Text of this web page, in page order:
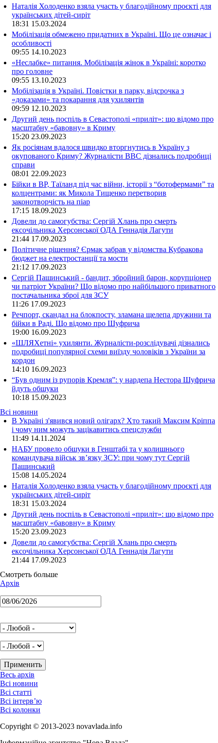
Наталія Холоденко взяла участь у благодійному проєкті для
українських дітей-сиріт
18:31 15.03.2024
Мобілізація обмежено придатних в Україні. Що це означає і
особливості
09:55 14.10.2023
«Неслабке» питання. Мобілізація жінок в Україні: коротко
про головне
09:55 13.10.2023
Мобілізація в Україні. Повістки в парку, відсрочка з
«доказами» та покарання для ухилянтів
09:59 12.10.2023
Другий день поспіль в Севастополі «приліт»: що відомо про
масштабну «бавовну» в Криму
15:20 23.09.2023
Як росіянам вдалося швидко вторгнутись в Україну з
окупованого Криму? Журналісти ВВС дізнались подробиці
справи
08:01 22.09.2023
Бійки в ВР, Таїланд під час війни, історії з “ботофермами” та
колцентрами: як Микола Тищенко перетворив
законотворчість на піар
17:15 18.09.2023
Довели до самогубства: Сергій Хлань про смерть
ексочільника Херсонської ОДА Геннадія Лагути
21:44 17.09.2023
Політичне рішення? Єрмак забрав у відомства Кубракова
бюджет на електростанції та мости
21:12 17.09.2023
Сергій Пашинський - бандит, збройний барон, корупціонер
чи патріот України? Що відомо про найбільшого приватного
постачальника зброї для ЗСУ
11:26 17.09.2023
Речпорт, скандал на блокпосту, зламана щелепа дружини та
бійки в Раді. Що відомо про Шуфрича
19:00 16.09.2023
«ШЛЯХетні» ухилянти. Журналісти-розслідувачі дізнались
подробиці популярної схеми виїзду чоловіків з України за
кордон
14:10 16.09.2023
“Був одним із рупорів Кремля”: у нардепа Нестора Шуфрича
йдуть обшуки
10:18 15.09.2023
Всі новини
В Україні з'явився новий олігарх? Хто такий Максим Кріппа
і чому ним можуть зацікавитись спецслужби
11:49 14.11.2024
НАБУ провело обшуки в Генштабі та у колишнього
командувача військ зв’язку ЗСУ: при чому тут Сергій
Пашинський
15:08 14.05.2024
Наталія Холоденко взяла участь у благодійному проєкті для
українських дітей-сиріт
18:31 15.03.2024
Другий день поспіль в Севастополі «приліт»: що відомо про
масштабну «бавовну» в Криму
15:20 23.09.2023
Довели до самогубства: Сергій Хлань про смерть
ексочільника Херсонської ОДА Геннадія Лагути
21:44 17.09.2023
Смотреть больше
Архів
Весь архів
Всі новини
Всі статті
Всі інтерв’ю
Всі колонки
Copyright © 2013-2023 novavlada.info